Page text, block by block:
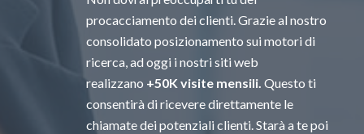
procacciamento dei clienti. Grazie al nostro
consolidato posizionamento sui motori di
ricerca, ad oggi i nostri siti web
realizzano +50K visite mensili. Questo ti
consentirà di ricevere direttamente le
chiamate dei potenziali clienti. Starà a te poi